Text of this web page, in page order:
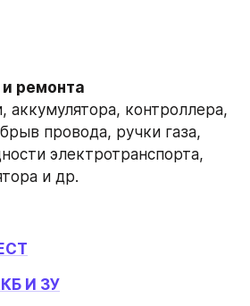
аккумулятора, контроллера,
провода, ручки газа,
электротранспорта,
и др.
И ЗУ